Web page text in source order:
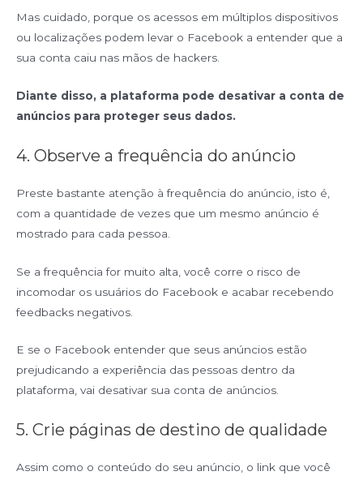
Mas cuidado, porque os acessos em múltiplos dispositivos
ou localizações podem levar o Facebook a entender que a
sua conta caiu nas mãos de hackers.
Diante disso, a plataforma pode desativar a conta de
anúncios para proteger seus dados.
4. Observe a frequência do anúncio
Preste bastante atenção à frequência do anúncio, isto é,
com a quantidade de vezes que um mesmo anúncio é
mostrado para cada pessoa.
Se a frequência for muito alta, você corre o risco de
incomodar os usuários do Facebook e acabar recebendo
feedbacks negativos.
E se o Facebook entender que seus anúncios estão
prejudicando a experiência das pessoas dentro da
plataforma, vai desativar sua conta de anúncios.
5. Crie páginas de destino de qualidade
Assim como o conteúdo do seu anúncio, o link que você